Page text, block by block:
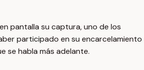
pantalla su captura, uno de los
participado en su encarcelamiento
se habla más adelante.